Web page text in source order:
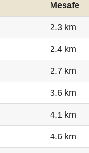
Mesafe
2.3 km
2.4 km
2.7 km
3.6 km
4.1 km
4.6 km